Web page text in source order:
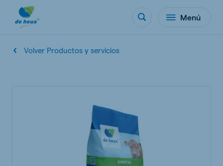
Menú
Volver Productos y servicios